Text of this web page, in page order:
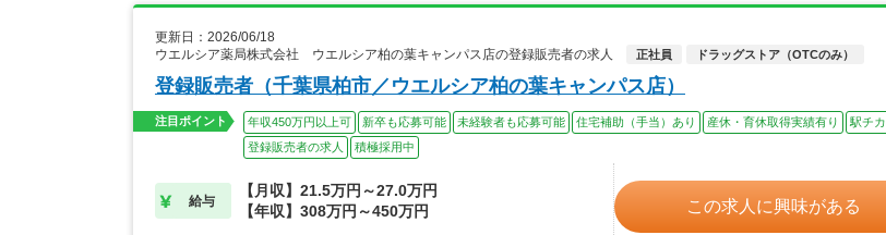
更新日：2026/06/18
ウエルシア薬局株式会社 ウエルシア柏の葉キャンパス店の登録販売者の求人
正社員 ドラッグストア（OTCのみ）
登録販売者（千葉県柏市／ウエルシア柏の葉キャンパス店）
注目ポイント 年収450万円以上可 新卒も応募可能 未経験者も応募可能 住宅補助（手当）あり 産休・育休取得実績有り 駅チカ
登録販売者の求人
積極採用中
給与
【月収】21.5万円～27.0万円
【年収】308万円～450万円
この求人に興味がある